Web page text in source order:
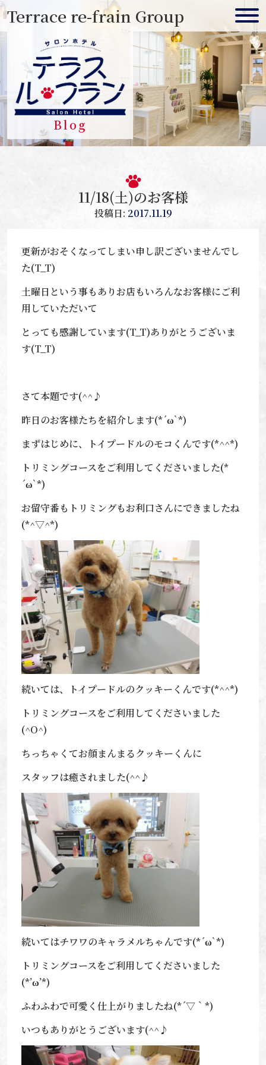
Skip
content
Terrace re-frain Group
Blog
11/18(土)のお客様
投稿日: 2017.11.19
更新がおそくなってしまい申し訳ございませんでし
た(T_T)
土曜日という事もありお店もいろんなお客様にご利
用していただいて
とっても感謝しています(T_T)ありがとうございま
す(T_T)
さて本題です(^^♪
昨日のお客様たちを紹介します(*´ω`*)
まずはじめに、トイプードルのモコくんです(*^^*)
トリミングコースをご利用してくださいました(*
´ω`*)
お留守番もトリミングもお利口さんにできましたね
(*^▽^*)
続いては、トイプードルのクッキーくんです(*^^*)
トリミングコースをご利用してくださいました
(^O^)
ちっちゃくてお顔まんまるクッキーくんに
スタッフは癒されました(^^♪
続いてはチワワのキャラメルちゃんです(*´ω`*)
トリミングコースをご利用してくださいました
(*’ω’*)
ふわふわで可愛く仕上がりましたね(*´▽｀*)
いつもありがとうございます(^^♪